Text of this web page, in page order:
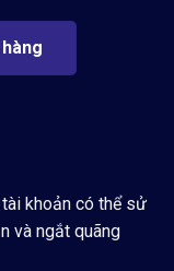
khoản có thể sử
và ngắt quãng